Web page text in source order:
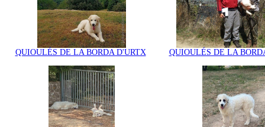
QUIOULÉS DE LA BORDA D'URTX QUIOULÉS DE LA